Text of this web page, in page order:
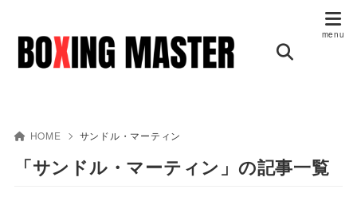
HOME サンドル・マーティン
「サンドル・マーティン」の記事一覧